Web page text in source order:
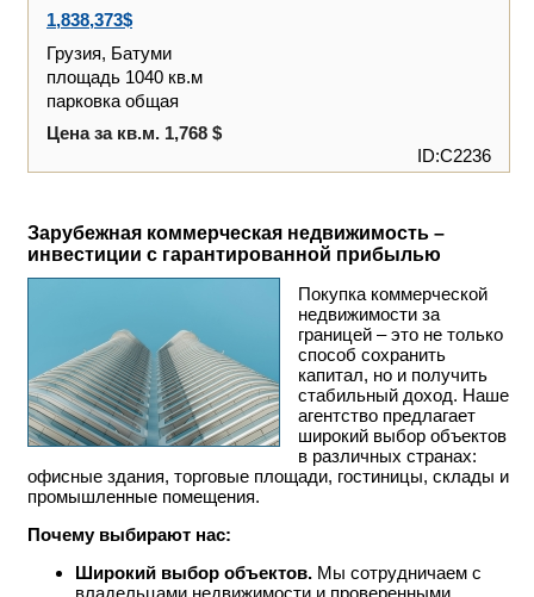
1,838,373$
Грузия, Батуми
площадь 1040 кв.м
парковка общая
Цена за кв.м. 1,768 $
ID:C2236
Зарубежная коммерческая недвижимость –
инвестиции с гарантированной прибылью
Покупка коммерческой
недвижимости за
границей – это не только
способ сохранить
капитал, но и получить
стабильный доход. Наше
агентство предлагает
широкий выбор объектов
в различных странах:
офисные здания, торговые площади, гостиницы, склады и
промышленные помещения.
Почему выбирают нас:
Широкий выбор объектов. Мы сотрудничаем с